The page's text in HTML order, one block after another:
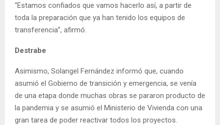
“Estamos confiados que vamos hacerlo así, a partir de
toda la preparación que ya han tenido los equipos de
transferencia”, afirmó.
Destrabe
Asimismo, Solangel Fernández informó que, cuando
asumió el Gobierno de transición y emergencia, se venía
de una etapa donde muchas obras se pararon producto de
la pandemia y se asumió el Ministerio de Vivienda con una
gran tarea de poder reactivar todos los proyectos.